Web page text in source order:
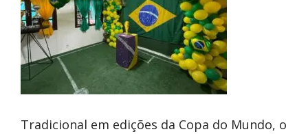
Tradicional em edições da Copa do Mundo, o